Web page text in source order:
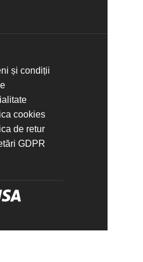
și condiții
cookies
de retur
GDPR